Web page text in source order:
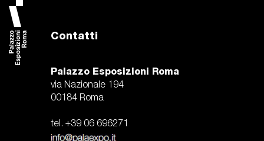
Contatti
Palazzo Esposizioni Roma
via Nazionale 194
00184 Roma
tel. +39 06 696271